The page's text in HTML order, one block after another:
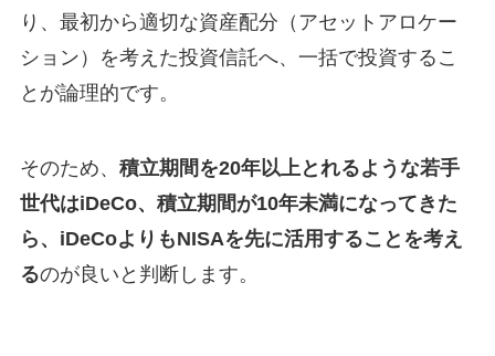
り、最初から適切な資産配分（アセットアロケー
ション）を考えた投資信託へ、一括で投資するこ
とが論理的です。
そのため、 積立期間を20年以上とれるような若手
世代はiDeCo、積立期間が10年未満になってきた
ら、iDeCoよりもNISAを先に活用することを考え
るのが良いと判断します。